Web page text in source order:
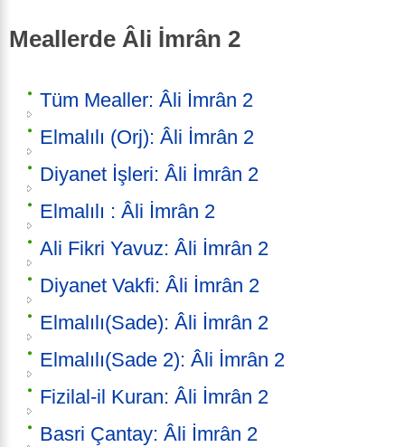
Meallerde Âli İmrân 2
Tüm Mealler: Âli İmrân 2
Elmalılı (Orj): Âli İmrân 2
Diyanet İşleri: Âli İmrân 2
Elmalılı : Âli İmrân 2
Ali Fikri Yavuz: Âli İmrân 2
Diyanet Vakfi: Âli İmrân 2
Elmalılı(Sade): Âli İmrân 2
Elmalılı(Sade 2): Âli İmrân 2
Fizilal-il Kuran: Âli İmrân 2
Basri Çantay: Âli İmrân 2